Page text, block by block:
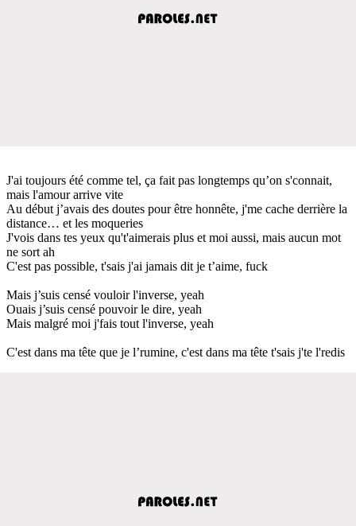
J'ai toujours été comme tel, ça fait pas longtemps qu’on s'connait,
mais l'amour arrive vite
Au début j’avais des doutes pour être honnête, j'me cache derrière la
distance… et les moqueries
J'vois dans tes yeux qu't'aimerais plus et moi aussi, mais aucun mot
ne sort ah
C'est pas possible, t'sais j'ai jamais dit je t’aime, fuck
Mais j’suis censé vouloir l'inverse, yeah
Ouais j’suis censé pouvoir le dire, yeah
Mais malgré moi j'fais tout l'inverse, yeah
C'est dans ma tête que je l’rumine, c'est dans ma tête t'sais j'te l'redis